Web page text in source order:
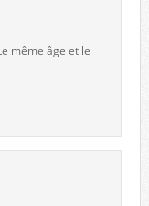
même âge et le